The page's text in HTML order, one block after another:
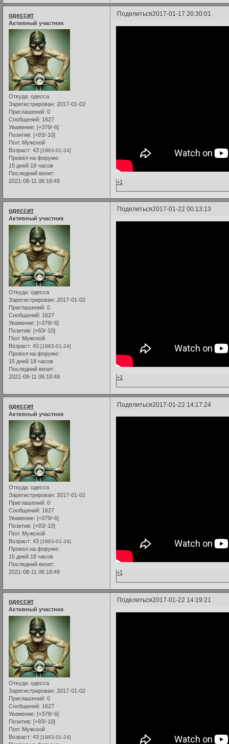
Поделиться2017-01-17 20:30:01
одессит
Активный участник
Откуда: одесса
Зарегистрирован: 2017-01-02
Приглашений: 0
Сообщений: 1627
Уважение: [+379/-6]
Позитив: [+93/-10]
Пол: Мужской
Возраст: 43 [1983-01-24]
Провел на форуме:
15 дней 18 часов
Последний визит:
2021-08-11 06:18:49
+1
Поделиться2017-01-22 00:13:13
одессит
Активный участник
Откуда: одесса
Зарегистрирован: 2017-01-02
Приглашений: 0
Сообщений: 1627
Уважение: [+379/-6]
Позитив: [+93/-10]
Пол: Мужской
Возраст: 43 [1983-01-24]
Провел на форуме:
15 дней 18 часов
Последний визит:
2021-08-11 06:18:49
+1
Поделиться2017-01-22 14:17:24
одессит
Активный участник
Откуда: одесса
Зарегистрирован: 2017-01-02
Приглашений: 0
Сообщений: 1627
Уважение: [+379/-6]
Позитив: [+93/-10]
Пол: Мужской
Возраст: 43 [1983-01-24]
Провел на форуме:
15 дней 18 часов
Последний визит:
2021-08-11 06:18:49
+1
Поделиться2017-01-22 14:19:21
одессит
Активный участник
Откуда: одесса
Зарегистрирован: 2017-01-02
Приглашений: 0
Сообщений: 1627
Уважение: [+379/-6]
Позитив: [+93/-10]
Пол: Мужской
Возраст: 43 [1983-01-24]